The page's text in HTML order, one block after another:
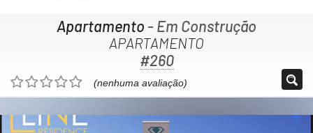
Apartamento - Em Construção
APARTAMENTO
#260
(nenhuma avaliação)